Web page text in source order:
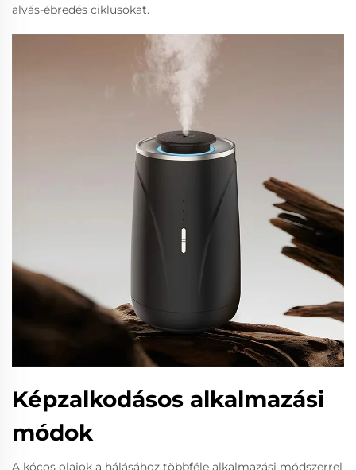
alvás-ébredés ciklusokat.
Képzalkodásos alkalmazási
módok
A kócos olajok a hálásához többféle alkalmazási módszerrel